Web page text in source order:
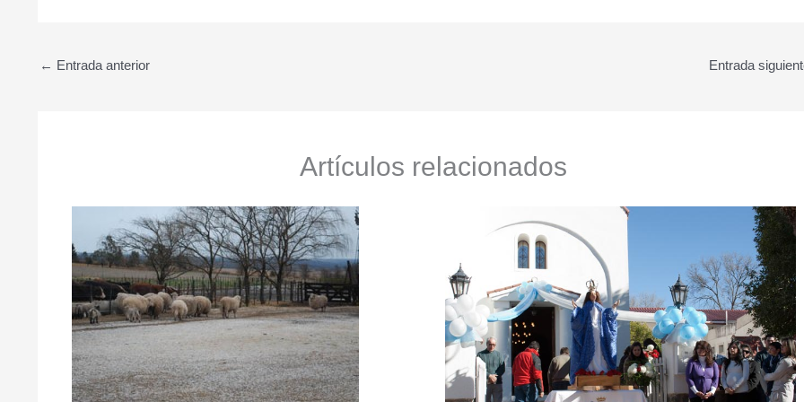
← Entrada anterior Entrada
Artículos relacionados